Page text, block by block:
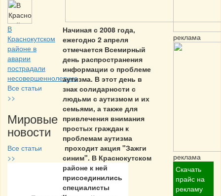
В
Краснокутском
районе в
аварии
пострадали
несовершеннолетние
Все статьи
>>
Мировые
новости
Все статьи
>>
Частная реклама
Начиная с 2008 года,
ежегодно 2 апреля
отмечается Всемирный
день распространения
информации о проблеме
аутизма. В этот день в
знак солидарности с
людьми с аутизмом и их
семьями, а также для
привлечения внимания
простых граждан к
проблемам аутизма
проходит акция "Зажги
синим". В Краснокутском
районе к ней
присоединились
специалисты
реклама
реклама
Скачать
прайс на
рекламу